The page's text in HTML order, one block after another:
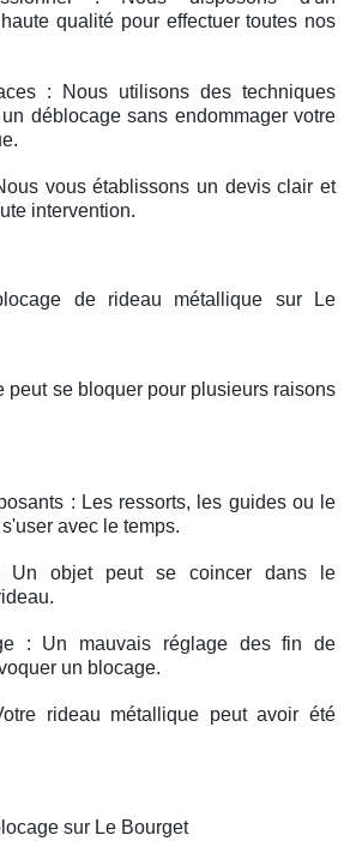
qualité pour effectuer toutes nos
: Nous utilisons des techniques
déblocage sans endommager votre
vous établissons un devis clair et
intervention.
de rideau métallique sur Le
peut se bloquer pour plusieurs raisons
: Les ressorts, les guides ou le
avec le temps.
Un objet peut se coincer dans le
: Un mauvais réglage des fin de
un blocage.
rideau métallique peut avoir été
sur Le Bourget